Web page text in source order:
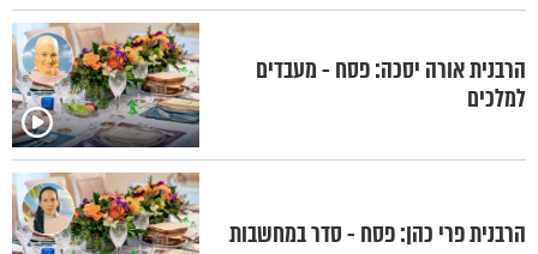
הרבנית אורה יסכה: פסח - מעבדים
למלכים
הרבנית פרי כהן: פסח - סדר במחשבות